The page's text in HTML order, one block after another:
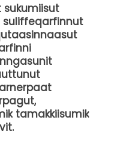
sukumiisut
suliffeqarfinnut
tamakkiisumik